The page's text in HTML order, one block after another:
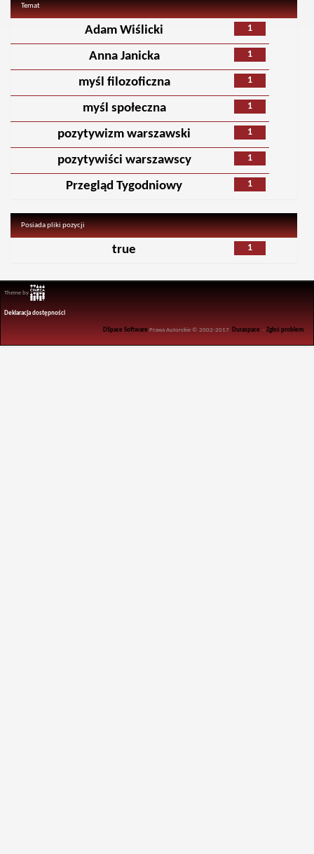
Temat
1
Adam Wiślicki
1
Anna Janicka
1
myśl filozoficzna
1
myśl społeczna
1
pozytywizm warszawski
1
pozytywiści warszawscy
1
Przegląd Tygodniowy
Posiada pliki pozycji
1
true
Theme by
Deklaracja dostępności
DSpace Software Prawa Autorskie © 2002-2017 Duraspace -Zgłoś problem